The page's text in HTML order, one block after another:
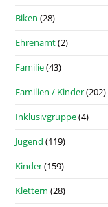
Biken (28)
Ehrenamt(2)
Familie(43)
Familien / Kinder(202)
Inklusivgruppe(4)
Jugend (119)
Kinder(159)
Klettern (28)